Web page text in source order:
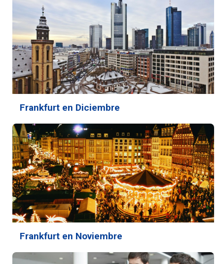
Frankfurt en Diciembre
Frankfurt en Noviembre